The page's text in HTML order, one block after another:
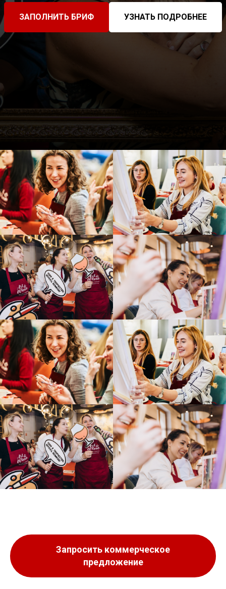
ЗАПОЛНИТЬ БРИФ УЗНАТЬ ПОДРОБНЕЕ
Запросить коммерческое
предложение